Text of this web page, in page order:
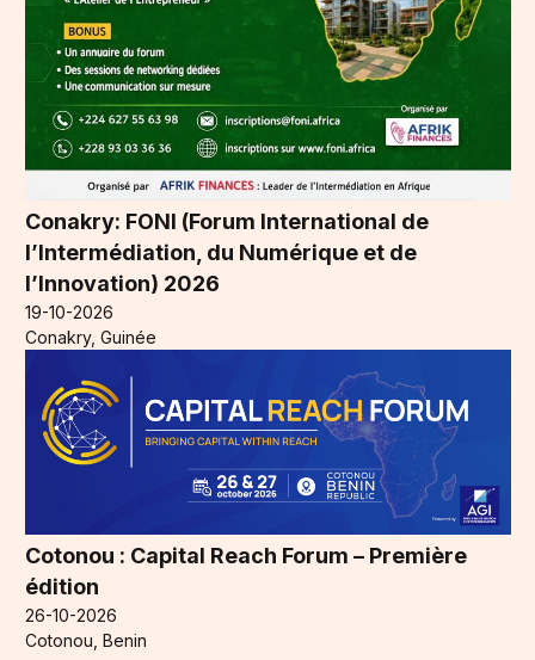
Conakry: FONI (Forum International de
l’Intermédiation, du Numérique et de
l’Innovation) 2026
19-10-2026
Conakry, Guinée
Cotonou : Capital Reach Forum – Première
édition
26-10-2026
Cotonou, Benin